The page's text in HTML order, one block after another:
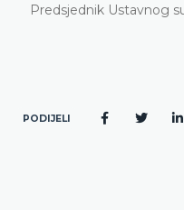
Predsjednik Ustavnog
PODIJELI